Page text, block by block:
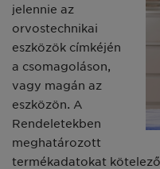
jelennie az
orvostechnikai
eszközök címkéjén
a csomagoláson,
vagy magán az
eszközön. A
Rendeletekben
meghatározott
termékadatokat